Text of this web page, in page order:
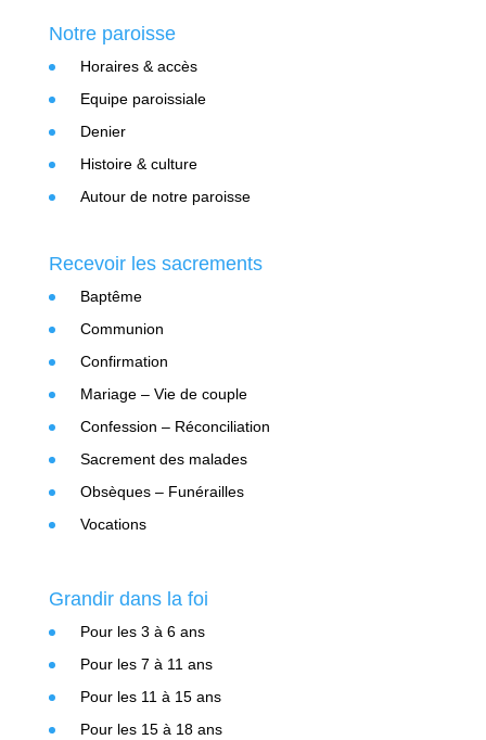
Notre paroisse
Horaires & accès
Equipe paroissiale
Denier
Histoire & culture
Autour de notre paroisse
Recevoir les sacrements
Baptême
Communion
Confirmation
Mariage – Vie de couple
Confession – Réconciliation
Sacrement des malades
Obsèques – Funérailles
Vocations
Grandir dans la foi
Pour les 3 à 6 ans
Pour les 7 à 11 ans
Pour les 11 à 15 ans
Pour les 15 à 18 ans